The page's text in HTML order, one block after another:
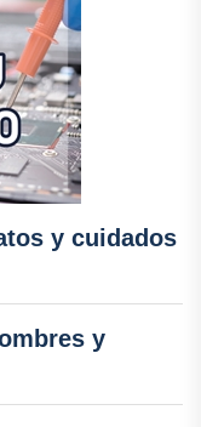
y cuidados
y